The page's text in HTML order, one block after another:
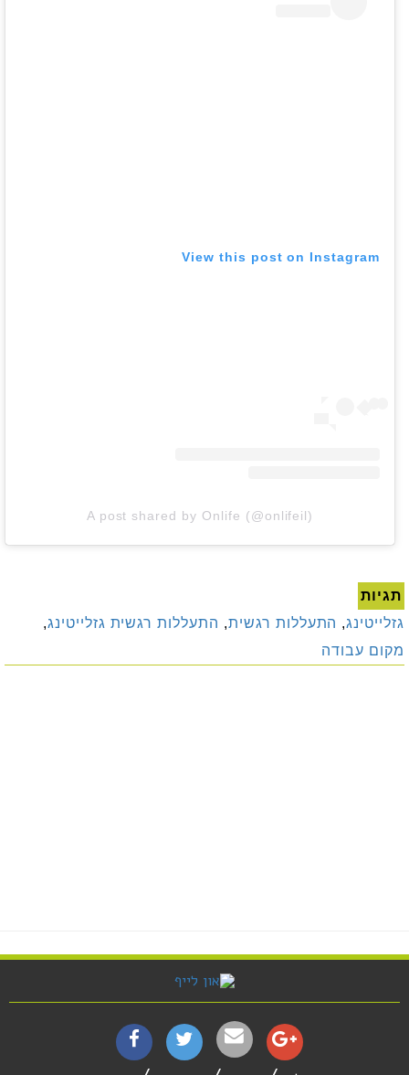
View this post on Instagram
A post shared by Onlife (@onlifeil)
תגיות
גזלייטינג, התעללות רגשית, התעללות רגשית גזלייטינג,
מקום עבודה